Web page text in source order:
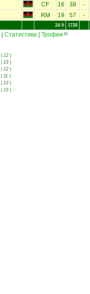
CF 16 38 -
RM 19 57 -
24.9 1726
Статистика Трофеи 16
12 )
13 )
12 )
11 )
13 )
13 )